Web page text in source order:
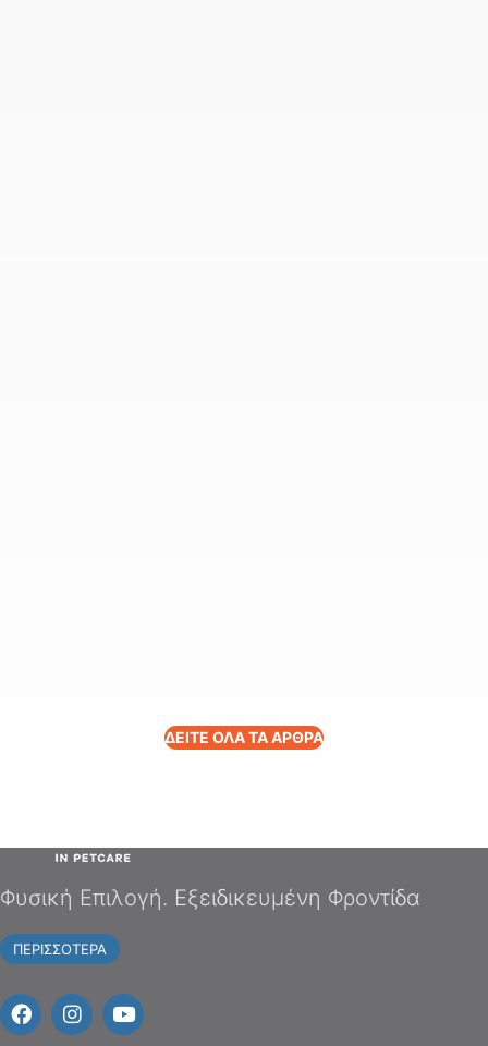
ΔΕΙΤΕ ΟΛΑ ΤΑ ΑΡΘΡΑ
Φυσική Επιλογή. Εξειδικευμένη Φροντίδα
ΠΕΡΙΣΣΟΤΕΡΑ